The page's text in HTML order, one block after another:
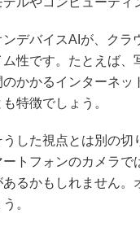
デバイスAIが、クラ
ム性です。たとえば、
のかかるインターネッ
も特徴でしょう。
した視点とは別の切
ートフォンのカメラ
あるかもしれません
。